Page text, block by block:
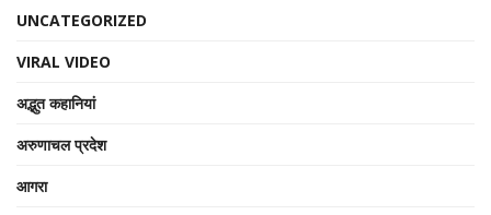
UNCATEGORIZED
VIRAL VIDEO
अद्भुत कहानियां
अरुणाचल प्रदेश
आगरा